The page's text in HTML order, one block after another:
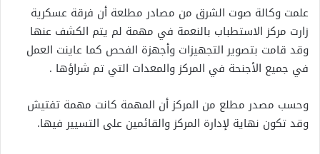
علمت وكالة صوت الشرق من مصادر مطلعة أن فرقة عسكرية
زارت مركز الاستطباب بالنعمة في مهمة لم يتم الكشف عنها
وقد قامت بتصوير التجهيزات وأجهزة الفحص كما عاينت العمل
في جميع الأجنحة في المركز والمعدات التي تم شراؤها .
وحسب مصدر مطلع من المركز أن المهمة كانت مهمة تفتيش
وقد تكون نهاية لإدارة المركز والقائمين على التسيير فيها.